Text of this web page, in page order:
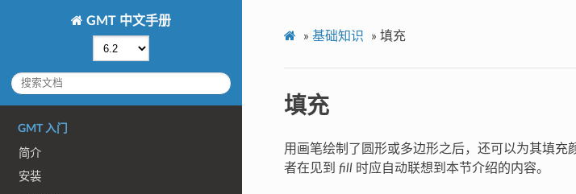
GMT 中文手册
GMT 入门
简介
安装
» 基础知识 » 填充
填充
用画笔绘制了圆形或多边形之后，还可以为其填充
者在见到 fill时应自动联想到本节介绍的内容。